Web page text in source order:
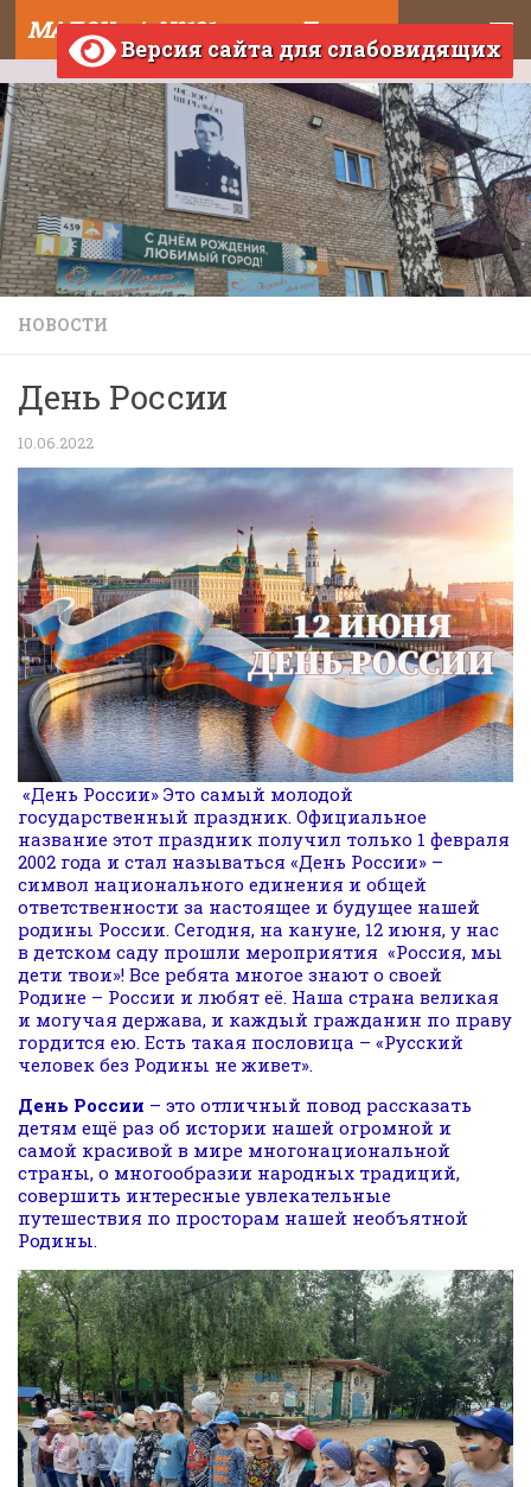
Skip to content МАДОУ д/с №121 города Тюмени
Версия сайта для слабовидящих
НОВОСТИ
День России
10.06.2022
«День России» Это самый молодой
государственный праздник. Официальное
название этот праздник получил только 1 февраля
2002 года и стал называться «День России» –
символ национального единения и общей
ответственности за настоящее и будущее нашей
родины России. Сегодня, на кануне, 12 июня, у нас
в детском саду прошли мероприятия «Россия, мы
дети твои»! Все ребята многое знают о своей
Родине – России и любят её. Наша страна великая
и могучая держава, и каждый гражданин по праву
гордится ею. Есть такая пословица – «Русский
человек без Родины не живет».
День России – это отличный повод рассказать
детям ещё раз об истории нашей огромной и
самой красивой в мире многонациональной
страны, о многообразии народных традиций,
совершить интересные увлекательные
путешествия по просторам нашей необъятной
Родины.